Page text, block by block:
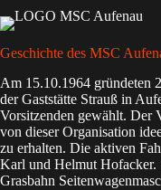
Geschichte des MSC
Am 15.10.1964 gründeten
der Gaststätte Strauß in
Vorsitzenden gewählt. Der
von dieser Organisation
zu erhalten. Die aktiven
Karl und Helmut Hofacker.
Grasbahn